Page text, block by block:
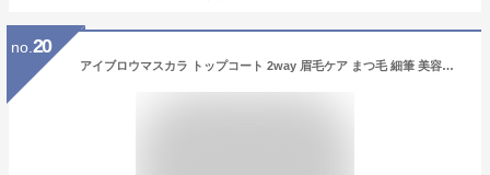
no. 20
アイブロウマスカラ トップコート 2way 眉毛ケア まつ毛 細筆 美容成分 ブラシ 立体感 メイク 眉マスカラ ウォータープルーフ 落ちない【アイブロウマスカラ＆コート】全3色同色2本セット モカ/ココア/ミルクティAVANCE アヴァンセ ハリウッド化粧品 公式